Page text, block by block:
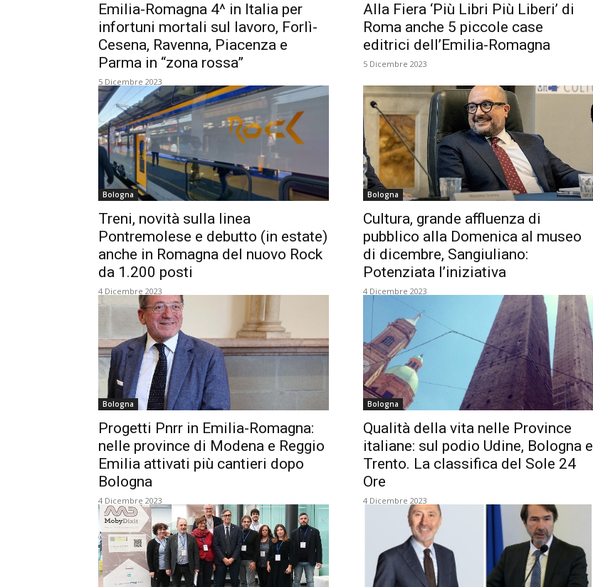
Emilia-Romagna 4^ in Italia per
infortuni mortali sul lavoro, Forlì-
Cesena, Ravenna, Piacenza e
Parma in “zona rossa”
5 Dicembre 2023
Alla Fiera ‘Più Libri Più Liberi’ di
Roma anche 5 piccole case
editrici dell’Emilia-Romagna
5 Dicembre 2023
Bologna
Treni, novità sulla linea
Pontremolese e debutto (in estate)
anche in Romagna del nuovo Rock
da 1.200 posti
4 Dicembre 2023
Bologna
Cultura, grande affluenza di
pubblico alla Domenica al museo
di dicembre, Sangiuliano:
Potenziata l’iniziativa
4 Dicembre 2023
Bologna
Progetti Pnrr in Emilia-Romagna:
nelle province di Modena e Reggio
Emilia attivati più cantieri dopo
Bologna
4 Dicembre 2023
Bologna
Qualità della vita nelle Province
italiane: sul podio Udine, Bologna e
Trento. La classifica del Sole 24
Ore
4 Dicembre 2023